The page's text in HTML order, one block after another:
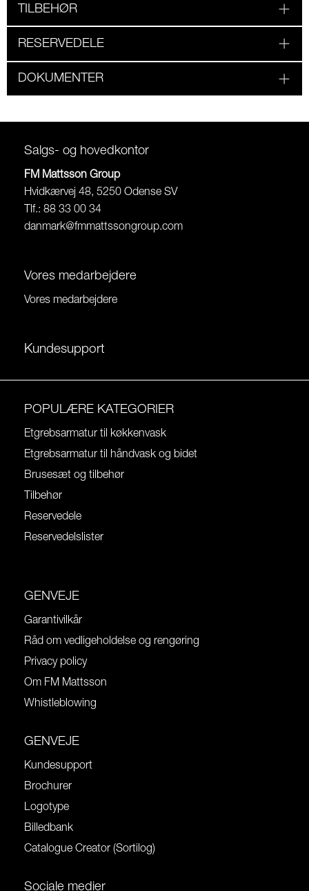
TILBEHØR
RESERVEDELE
DOKUMENTER
Salgs- og hovedkontor
FM Mattsson Group
Hvidkærvej 48, 5250 Odense SV
Tlf.: 88 33 00 34
danmark@fmmattssongroup.com
Vores medarbejdere
Vores medarbejdere
Kundesupport
POPULÆRE KATEGORIER
Etgrebsarmatur til køkkenvask
Etgrebsarmatur til håndvask og bidet
Brusesæt og tilbehør
Tilbehør
Reservedele
Reservedelslister
GENVEJE
Garantivilkår
Råd om vedligeholdelse og rengøring
Privacy policy
Om FM Mattsson
Whistleblowing
GENVEJE
Kundesupport
Brochurer
Logotype
Billedbank
Catalogue Creator (Sortilog)
Sociale medier